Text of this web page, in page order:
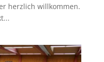
herzlich willkommen.